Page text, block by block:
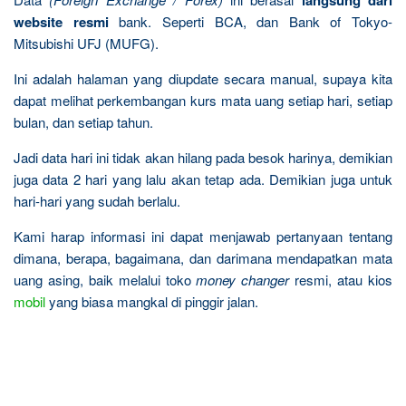
website resmibank. Seperti BCA, dan Bank of Tokyo-
Mitsubishi UFJ (MUFG).
Ini adalah halaman yang diupdate secara manual, supaya kita
dapat melihat perkembangan kurs mata uang setiap hari, setiap
bulan, dan setiap tahun.
Jadi data hari ini tidak akan hilang pada besok harinya, demikian
juga data 2 hari yang lalu akan tetap ada. Demikian juga untuk
hari-hari yang sudah berlalu.
Kami harap informasi ini dapat menjawab pertanyaan tentang
dimana, berapa, bagaimana, dan darimana mendapatkan mata
uang asing, baik melalui tokomoney changerresmi, atau kios
mobilyang biasa mangkal di pinggir jalan.